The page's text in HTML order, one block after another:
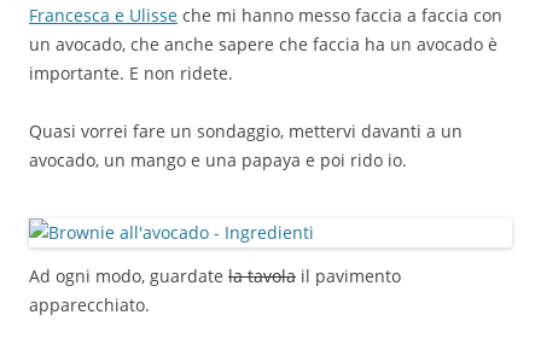
Francesca e Ulisse che mi hanno messo faccia a faccia con
un avocado, che anche sapere che faccia ha un avocado è
importante. E non ridete.
Quasi vorrei fare un sondaggio, mettervi davanti a un
avocado, un mango e una papaya e poi rido io.
Ad ogni modo, guardate la tavola il pavimento
apparecchiato.